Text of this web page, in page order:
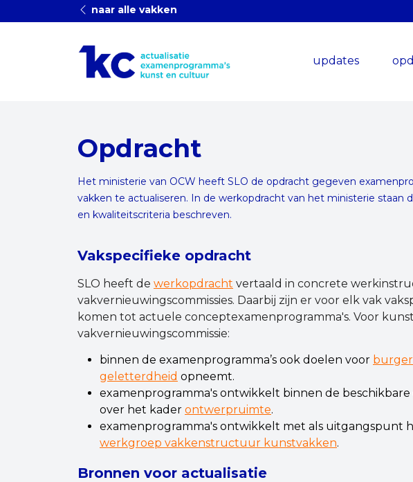
naar alle vakken
updates
Opdracht
Het ministerie van OCW heeft SLO de opdracht gegeven
vakken te actualiseren. In de werkopdracht van het ministerie staan
en kwaliteitscriteria beschreven.
Vakspecifieke opdracht
SLO heeft de werkopdracht vertaald in concrete
vakvernieuwingscommissies. Daarbij zijn er voor elk vak
komen tot actuele conceptexamenprogramma's. Voor
vakvernieuwingscommissie:
binnen de examenprogramma’s ook doelen voor
geletterdheid opneemt.
examenprogramma's ontwikkelt binnen de
over het kader ontwerpruimte.
examenprogramma's ontwikkelt met als uitgangspunt
werkgroep vakkenstructuur kunstvakken.
Bronnen voor actualisatie